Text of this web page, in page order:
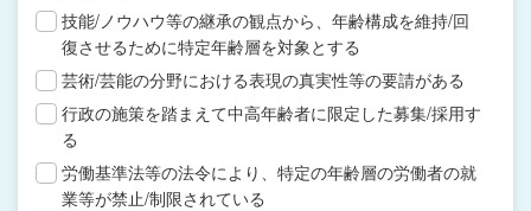
技能/ノウハウ等の継承の観点から、年齢構成を維持/回
復させるために特定年齢層を対象とする
芸術/芸能の分野における表現の真実性等の要請がある
行政の施策を踏まえて中高年齢者に限定した募集/採用す
る
労働基準法等の法令により、特定の年齢層の労働者の就
業等が禁止/制限されている